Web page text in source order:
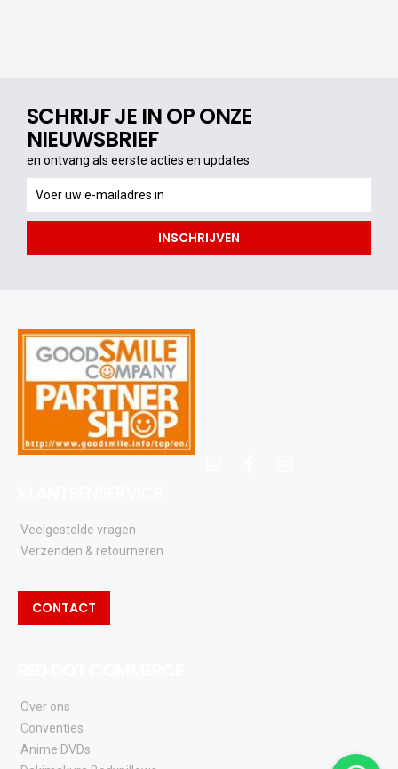
SCHRIJF JE IN OP ONZE
NIEUWSBRIEF
en ontvang als eerste acties en updates
ontvang
als
acties
INSCHRIJVEN
Veelgestelde vragen
Verzenden & retourneren
CONTACT
Over ons
Conventies
Anime DVDs